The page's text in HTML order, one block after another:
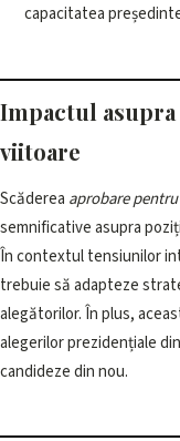
capacitatea
Impactul
viitoare
Scăderea aprobare
semnificative asupra
În contextul tensiunilor
trebuie să adapteze
alegătorilor. În plus,
alegerilor prezidențiale
candideze din nou.